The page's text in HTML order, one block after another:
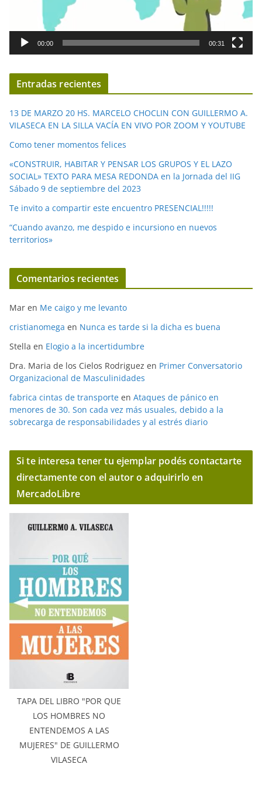
d
í
d
e
o
00:00 00:31
Entradas recientes
13 DE MARZO 20 HS. MARCELO CHOCLIN CON GUILLERMO A.
VILASECA EN LA SILLA VACÍA EN VIVO POR ZOOM Y YOUTUBE
Como tener momentos felices
«CONSTRUIR, HABITAR Y PENSAR LOS GRUPOS Y EL LAZO
SOCIAL» TEXTO PARA MESA REDONDA en la Jornada del IIG
Sábado 9 de septiembre del 2023
Te invito a compartir este encuentro PRESENCIAL!!!!!
“Cuando avanzo, me despido e incursiono en nuevos
territorios»
Comentarios recientes
Mar en Me caigo y me levanto
cristianomega en Nunca es tarde si la dicha es buena
Stella en Elogio a la incertidumbre
Dra. Maria de los Cielos Rodriguez en Primer Conversatorio
Organizacional de Masculinidades
fabrica cintas de transporte en Ataques de pánico en
menores de 30. Son cada vez más usuales, debido a la
sobrecarga de responsabilidades y al estrés diario
Si te interesa tener tu ejemplar podés contactarte
directamente con el autor o adquirirlo en
MercadoLibre
TAPA DEL LIBRO "POR QUE
LOS HOMBRES NO
ENTENDEMOS A LAS
MUJERES" DE GUILLERMO
VILASECA